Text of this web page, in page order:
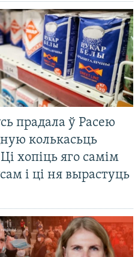
прадала ў Расею
колькасьць
хопіць яго самім
і ці ня вырастуць